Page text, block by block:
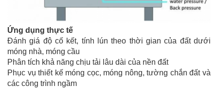
Ứng dụng thực tế
Đánh giá độ cố kết, tính lún theo thời gian của đất dưới
móng nhà, móng cầu
Phân tích khả năng chịu tải lâu dài của nền đất
Phục vụ thiết kế móng cọc, móng nông, tường chắn đất và
các công trình ngầm